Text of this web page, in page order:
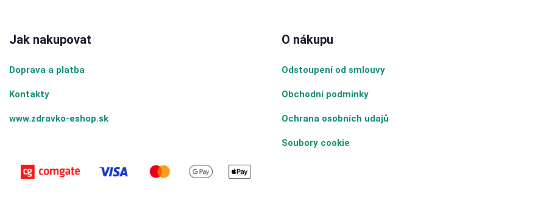
Jak nakupovat
Doprava a platba
Kontakty
www.zdravko-eshop.sk
O nákupu
Odstoupení od smlouvy
Obchodní podmínky
Ochrana osobních udajů
Soubory cookie